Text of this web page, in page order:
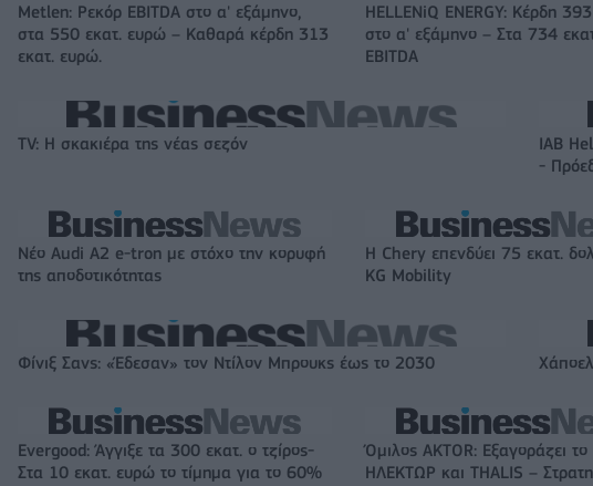
Metlen: Ρεκόρ EBITDA στο α' εξάμηνο,
στα 550 εκατ. ευρώ – Καθαρά κέρδη 313
εκατ. ευρώ.
HELLENiQ ENERGY: Κέρδη
στο α' εξάμηνο – Στα 734
EBITDA
TV: Η σκακιέρα της νέας σεζόν
IAB
-
Νέο Audi A2 e-tron με στόχο την κορυφή
της αποδοτικότητας
Η Chery επενδύει 75 εκατ.
KG Mobility
Φίνιξ Σανς: «Έδεσαν» τον Ντίλον Μπρουκς έως το 2030
Evergood: Άγγιξε τα 300 εκατ. ο τζίρος-
Στα 10 εκατ. ευρώ το τίμημα για το 60%
Όμιλος AKTOR: Εξαγοράζει
ΗΛΕΚΤΩΡ και THALIS –